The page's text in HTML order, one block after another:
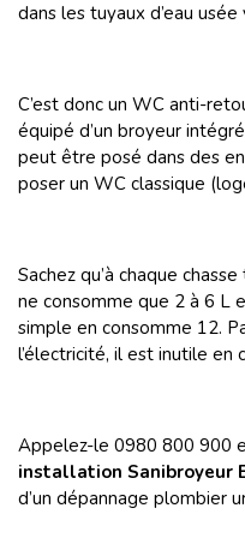
dans les tuyaux d’eau
C’est donc un WC anti-
équipé d’un broyeur
peut être posé dans des
poser un WC classique
Sachez qu’à chaque
ne consomme que 2 à 6 L
simple en consomme 12.
l’électricité, il est inutile en
Appelez-le 0980 800 900
installation Sanibroyeur
d’un dépannage plombier